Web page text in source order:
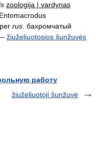
zoologija | vardynas
Entomacrodus
rus. бахромчатый
– žiuželiuotosios šunžuvės
работу
žiuželiuotoji šunžuvė